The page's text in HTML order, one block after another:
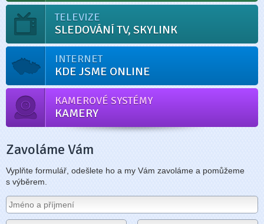
TELEVIZE
SLEDOVÁNÍ TV, SKYLINK
INTERNET
KDE JSME ONLINE
KAMEROVÉ SYSTÉMY
KAMERY
Zavoláme Vám
Vyplňte formulář, odešlete ho a my Vám zavoláme a pomůžeme
s výběrem.